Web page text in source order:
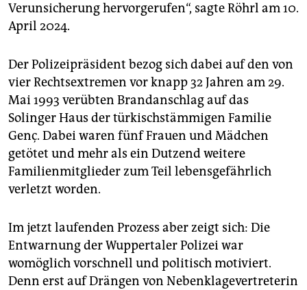
Verunsicherung hervorgerufen“, sagte Röhrl am 10.
April 2024.
Der Polizeipräsident bezog sich dabei auf den von
vier Rechtsextremen vor knapp 32 Jahren am 29.
Mai 1993 verübten Brandanschlag auf das
Solinger Haus der türkischstämmigen Familie
Genç. Dabei waren fünf Frauen und Mädchen
getötet und mehr als ein Dutzend weitere
Familienmitglieder zum Teil lebensgefährlich
verletzt worden.
Im jetzt laufenden Prozess aber zeigt sich: Die
Entwarnung der Wuppertaler Polizei war
womöglich vorschnell und politisch motiviert.
Denn erst auf Drängen von Nebenklagevertreterin